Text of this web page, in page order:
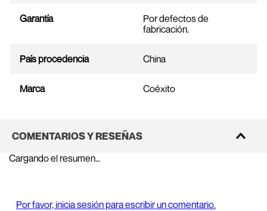
Garantía
Por defectos de
fabricación.
País procedencia China
Marca Coéxito
COMENTARIOS Y RESEÑAS
Cargando el resumen…
Por favor, inicia sesión para escribir un comentario.